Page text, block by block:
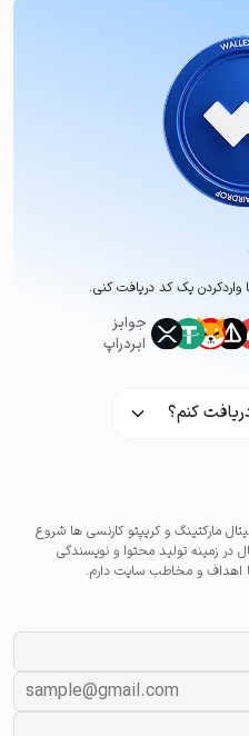
وارد‌کردن یک کد دریافت کنی.
جوایز
ایردراپ
کنم؟
دیجیتال مارکتینگ و کریپتو کارنسی ها شروع
زمینه تولید محتوا و نویسندگی
اهداف و مخاطب سایت دارم.